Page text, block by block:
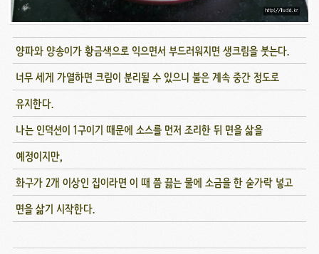
양파와 양송이가 황금색으로 익으면서 부드러워지면 생크림을 붓는다.
너무 세게 가열하면 크림이 분리될 수 있으니 불은 계속 중간 정도로
유지한다.
나는 인덕션이 1구이기 때문에 소스를 먼저 조리한 뒤 면을 삶을
예정이지만,
화구가 2개 이상인 집이라면 이 때 쯤 끓는 물에 소금을 한 숟가락 넣고
면을 삶기 시작한다.